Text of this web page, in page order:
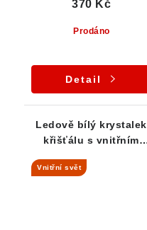
Prodáno
370 Kč
Detail
Ledově bílý krystalek
křišťálu s vnitřním
Vnitřní svět